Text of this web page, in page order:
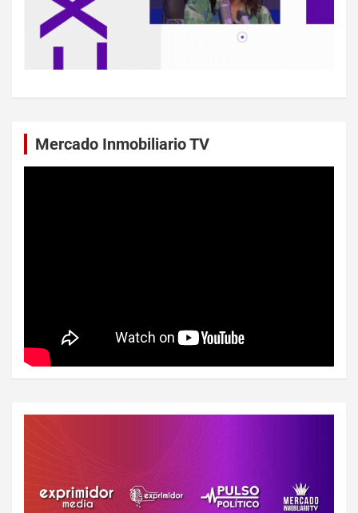
Mercado Inmobiliario TV